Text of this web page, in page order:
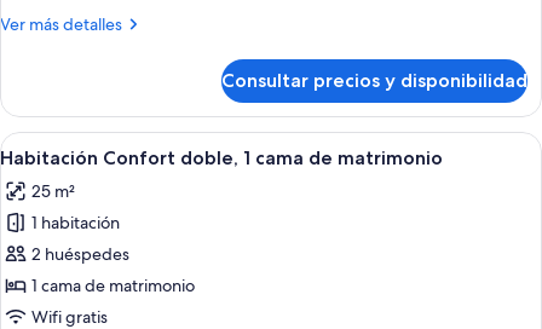
2
Ver más detalles
Más
Confort
con
2
individuales
Consultar precios y disponibilidad
Abrir
todas
las
fotos
de
Habitación
Confort
Una habitación de hotel con una
7
Habitación Confort doble, 1 cama de matrimonio
25 m²
1 habitación
2 huéspedes
1 cama de matrimonio
Wifi gratis